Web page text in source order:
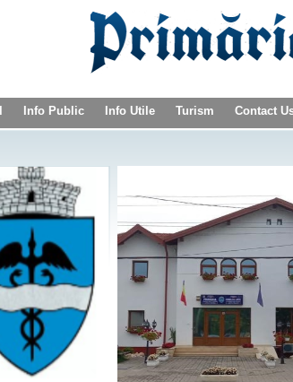
Info Public Info Utile Turism Contact